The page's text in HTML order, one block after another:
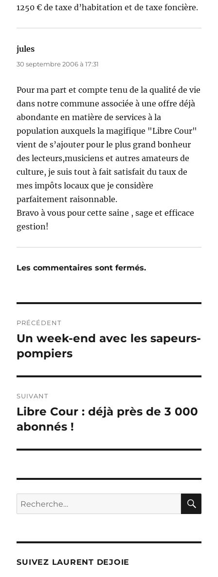
1250 € de taxe d’habitation et de taxe foncière.
jules
30 septembre 2006 à 17:31
Pour ma part et compte tenu de la qualité de vie
dans notre commune associée à une offre déjà
abondante en matière de services à la
population auxquels la magifique "Libre Cour"
vient de s’ajouter pour le plus grand bonheur
des lecteurs,musiciens et autres amateurs de
culture, je suis tout à fait satisfait du taux de
mes impôts locaux que je considère
parfaitement raisonnable.
Bravo à vous pour cette saine , sage et efficace
gestion!
Les commentaires sont fermés.
de
l’article
PRÉCÉDENT
Publication
précédente :
Un week-end avec les sapeurs-
pompiers
SUIVANT
Publication
suivante :
Libre Cour : déjà près de 3 000
abonnés !
Recherche
pour :
SUIVEZ LAURENT DEJOIE